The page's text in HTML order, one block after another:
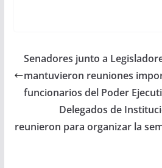
docentes nativos de la
región andina y merito
a quienes
desempañan…
Senadores junto a
mantuvieron reuniones
funcionarios del Poder
Delegados de
reunieron para organizar la